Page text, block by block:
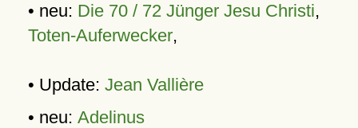
• neu: Die 70 / 72 Jünger Jesu Christi,
Toten-Auferwecker,
• Update: Jean Vallière
• neu: Adelinus